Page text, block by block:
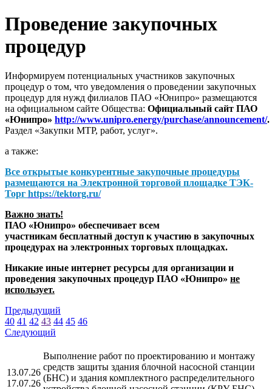
Проведение закупочных
процедур
Информируем потенциальных участников закупочных
процедур о том, что уведомления о проведении закупочных
процедур для нужд филиалов ПАО «Юнипро» размещаются
на официальном сайте Общества: Официальный сайт ПАО
«Юнипро» http://www.unipro.energy/purchase/announcement/.
Раздел «Закупки МТР, работ, услуг».
а также:
Все открытые конкурентные закупочные процедуры
размещаются на Электронной торговой площадке ТЭК-
Торг https://tektorg.ru/
Важно знать!
ПАО «Юнипро» обеспечивает всем
участникам бесплатный доступ к участию в закупочных
процедурах на электронных торговых площадках.
Никакие иные интернет ресурсы для организации и
проведения закупочных процедур ПАО «Юнипро» не
использует.
Предыдущий
40 41 42 43 44 45 46
Следующий
13.07.26
17.07.26
Выполнение работ по проектированию и монтажу
средств защиты здания блочной насосной станции
(БНС) и здания комплектного распределительного